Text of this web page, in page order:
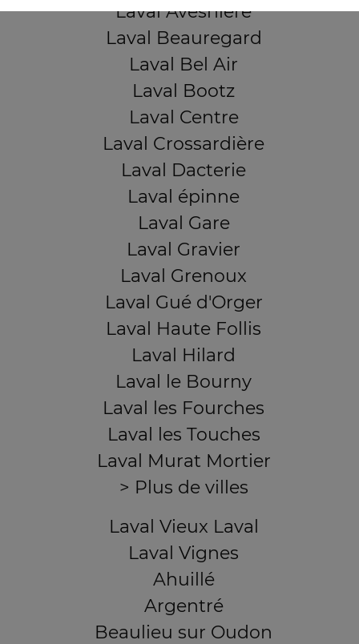
Laval Avesnière
Laval Beauregard
Laval Bel Air
Laval Bootz
Laval Centre
Laval Crossardière
Laval Dacterie
Laval épinne
Laval Gare
Laval Gravier
Laval Grenoux
Laval Gué d'Orger
Laval Haute Follis
Laval Hilard
Laval le Bourny
Laval les Fourches
Laval les Touches
Laval Murat Mortier
> Plus de villes
Laval Vieux Laval
Laval Vignes
Ahuillé
Argentré
Beaulieu sur Oudon